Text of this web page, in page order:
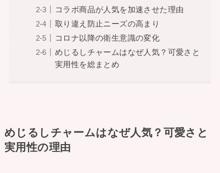
コラボ商品が人気を加速させた理由
取り違え防止ニーズの高まり
コロナ以降の衛生意識の変化
めじるしチャームはなぜ人気？可愛さと
実用性を総まとめ
めじるしチャームはなぜ人気？可愛さと
実用性の理由